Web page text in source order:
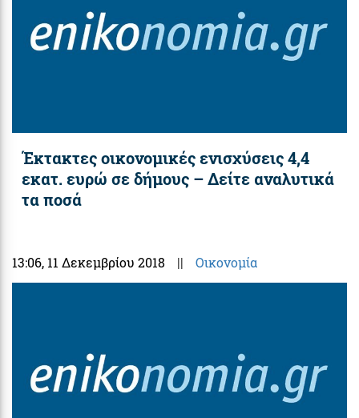
Έκτακτες οικονομικές ενισχύσεις 4,4
εκατ. ευρώ σε δήμους – Δείτε αναλυτικά
τα ποσά
13:06, 11 Δεκεμβρίου 2018 || Οικονομία